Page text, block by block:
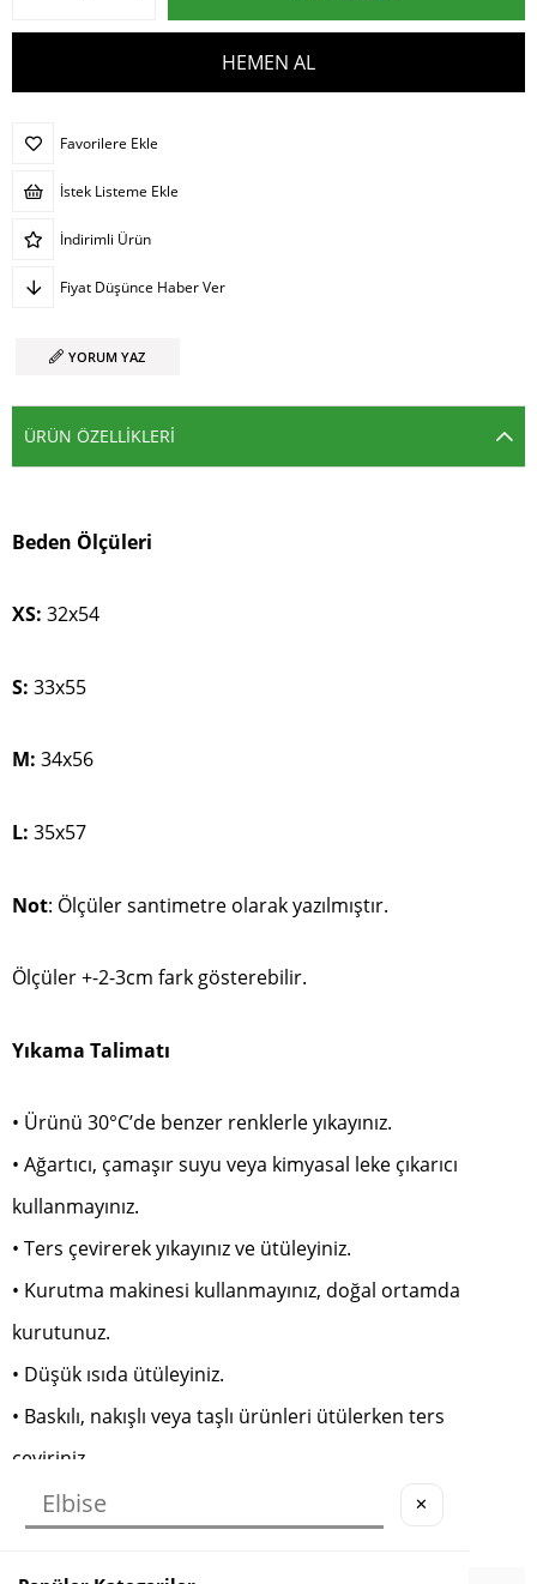
Favorilere Ekle
İstek Listeme Ekle
İndirimli Ürün
Fiyat Düşünce Haber Ver
YORUM YAZ
ÜRÜN ÖZELLIKLERI
Beden Ölçüleri
XS: 32x54
S: 33x55
M: 34x56
L: 35x57
Not: Ölçüler santimetre olarak yazılmıştır.
Ölçüler +-2-3cm fark gösterebilir.
Yıkama Talimatı
• Ürünü 30°C’de benzer renklerle yıkayınız.
• Ağartıcı, çamaşır suyu veya kimyasal leke çıkarıcı
kullanmayınız.
• Ters çevirerek yıkayınız ve ütüleyiniz.
• Kurutma makinesi kullanmayınız, doğal ortamda
kurutunuz.
• Düşük ısıda ütüleyiniz.
• Baskılı, nakışlı veya taşlı ürünleri ütülerken ters
çeviriniz.
✕